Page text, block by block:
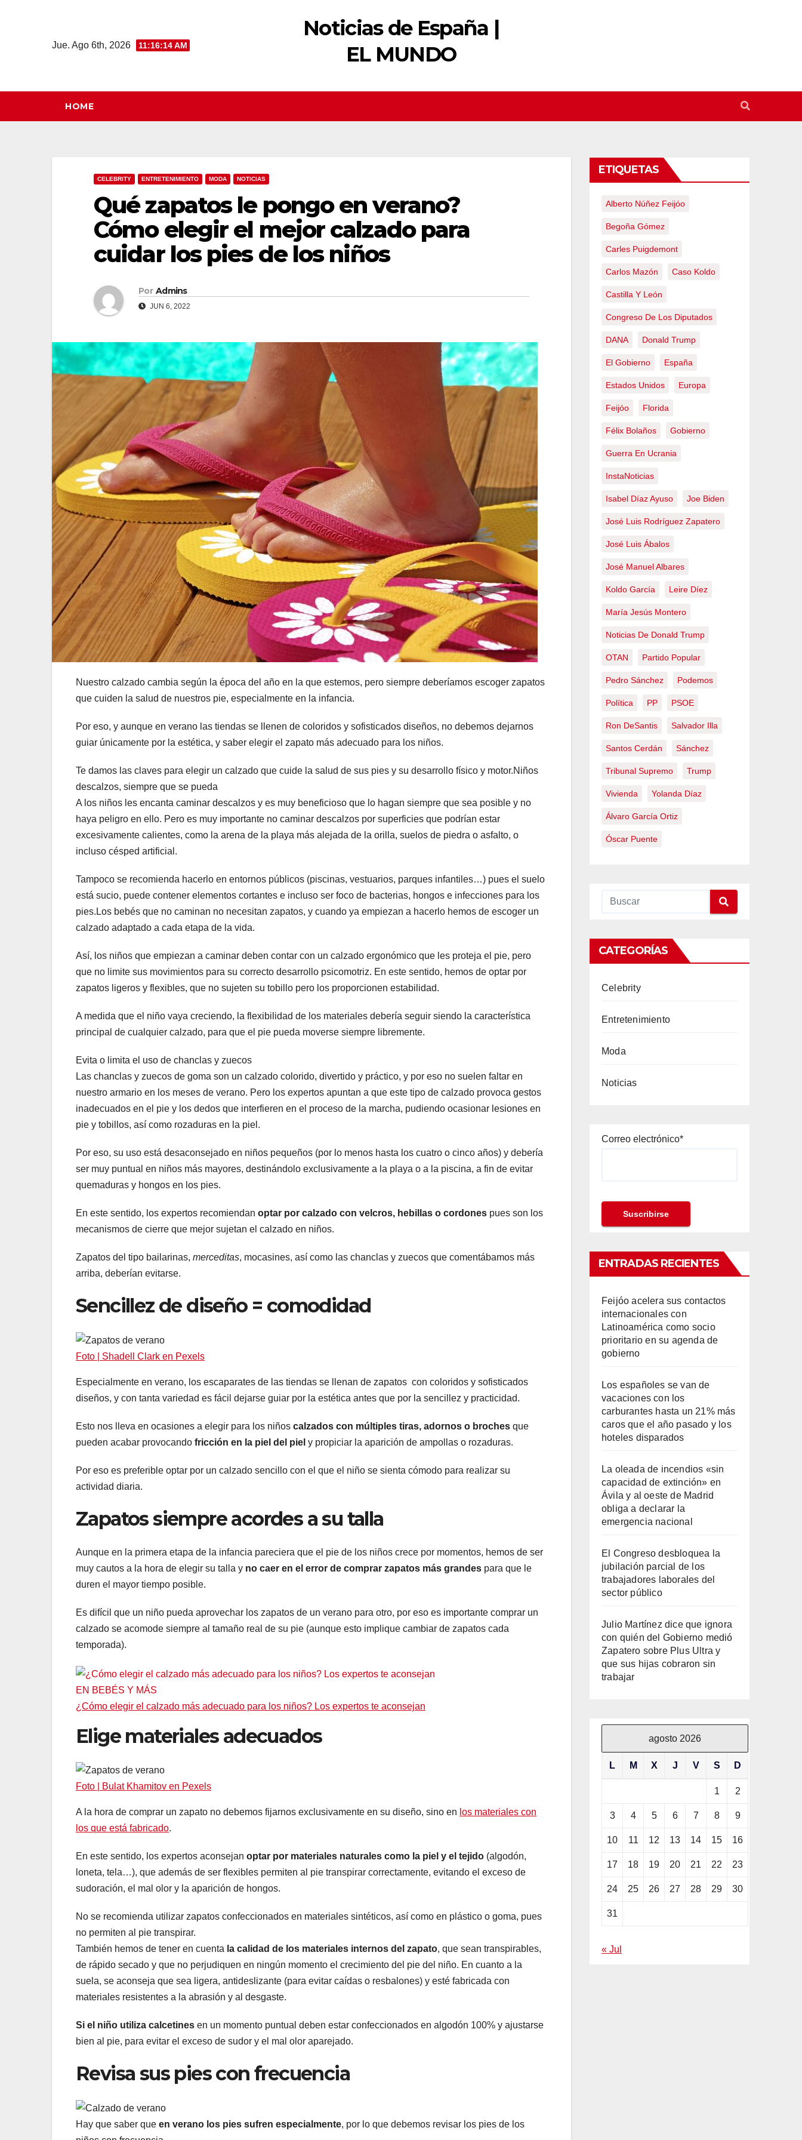
Jue. Ago 6th, 2026 11:16:15 AM
Noticias de España |
EL MUNDO
HOME
CELEBRITY ENTRETENIMIENTO MODA NOTICIAS
Qué zapatos le pongo en verano?
Cómo elegir el mejor calzado para
cuidar los pies de los niños
Por Admins
JUN 6, 2022
Nuestro calzado cambia según la época del año en la que estemos, pero siempre deberíamos escoger zapatos
que cuiden la salud de nuestros pie, especialmente en la infancia.
Por eso, y aunque en verano las tiendas se llenen de coloridos y sofisticados diseños, no debemos dejarnos
guiar únicamente por la estética, y saber elegir el zapato más adecuado para los niños.
Te damos las claves para elegir un calzado que cuide la salud de sus pies y su desarrollo físico y motor.Niños
descalzos, siempre que se pueda
A los niños les encanta caminar descalzos y es muy beneficioso que lo hagan siempre que sea posible y no
haya peligro en ello. Pero es muy importante no caminar descalzos por superficies que podrían estar
excesivamente calientes, como la arena de la playa más alejada de la orilla, suelos de piedra o asfalto, o
incluso césped artificial.
Tampoco se recomienda hacerlo en entornos públicos (piscinas, vestuarios, parques infantiles…) pues el suelo
está sucio, puede contener elementos cortantes e incluso ser foco de bacterias, hongos e infecciones para los
pies.Los bebés que no caminan no necesitan zapatos, y cuando ya empiezan a hacerlo hemos de escoger un
calzado adaptado a cada etapa de la vida.
Así, los niños que empiezan a caminar deben contar con un calzado ergonómico que les proteja el pie, pero
que no limite sus movimientos para su correcto desarrollo psicomotriz. En este sentido, hemos de optar por
zapatos ligeros y flexibles, que no sujeten su tobillo pero los proporcionen estabilidad.
A medida que el niño vaya creciendo, la flexibilidad de los materiales debería seguir siendo la característica
principal de cualquier calzado, para que el pie pueda moverse siempre libremente.
Evita o limita el uso de chanclas y zuecos
Las chanclas y zuecos de goma son un calzado colorido, divertido y práctico, y por eso no suelen faltar en
nuestro armario en los meses de verano. Pero los expertos apuntan a que este tipo de calzado provoca gestos
inadecuados en el pie y los dedos que interfieren en el proceso de la marcha, pudiendo ocasionar lesiones en
pie y tobillos, así como rozaduras en la piel.
Por eso, su uso está desaconsejado en niños pequeños (por lo menos hasta los cuatro o cinco años) y debería
ser muy puntual en niños más mayores, destinándolo exclusivamente a la playa o a la piscina, a fin de evitar
quemaduras y hongos en los pies.
En este sentido, los expertos recomiendan optar por calzado con velcros, hebillas o cordones pues son los
mecanismos de cierre que mejor sujetan el calzado en niños.
Zapatos del tipo bailarinas, merceditas, mocasines, así como las chanclas y zuecos que comentábamos más
arriba, deberían evitarse.
Sencillez de diseño = comodidad
Foto | Shadell Clark en Pexels
Especialmente en verano, los escaparates de las tiendas se llenan de zapatos con coloridos y sofisticados
diseños, y con tanta variedad es fácil dejarse guiar por la estética antes que por la sencillez y practicidad.
Esto nos lleva en ocasiones a elegir para los niños calzados con múltiples tiras, adornos o broches que
pueden acabar provocando fricción en la piel del piel y propiciar la aparición de ampollas o rozaduras.
Por eso es preferible optar por un calzado sencillo con el que el niño se sienta cómodo para realizar su
actividad diaria.
Zapatos siempre acordes a su talla
Aunque en la primera etapa de la infancia pareciera que el pie de los niños crece por momentos, hemos de ser
muy cautos a la hora de elegir su talla y no caer en el error de comprar zapatos más grandes para que le
duren el mayor tiempo posible.
Es difícil que un niño pueda aprovechar los zapatos de un verano para otro, por eso es importante comprar un
calzado se acomode siempre al tamaño real de su pie (aunque esto implique cambiar de zapatos cada
temporada).
EN BEBÉS Y MÁS
¿Cómo elegir el calzado más adecuado para los niños? Los expertos te aconsejan
Elige materiales adecuados
Foto | Bulat Khamitov en Pexels
A la hora de comprar un zapato no debemos fijarnos exclusivamente en su diseño, sino en los materiales con
los que está fabricado.
En este sentido, los expertos aconsejan optar por materiales naturales como la piel y el tejido (algodón,
loneta, tela…), que además de ser flexibles permiten al pie transpirar correctamente, evitando el exceso de
sudoración, el mal olor y la aparición de hongos.
No se recomienda utilizar zapatos confeccionados en materiales sintéticos, así como en plástico o goma, pues
no permiten al pie transpirar.
También hemos de tener en cuenta la calidad de los materiales internos del zapato, que sean transpirables,
de rápido secado y que no perjudiquen en ningún momento el crecimiento del pie del niño. En cuanto a la
suela, se aconseja que sea ligera, antideslizante (para evitar caídas o resbalones) y esté fabricada con
materiales resistentes a la abrasión y al desgaste.
Si el niño utiliza calcetines en un momento puntual deben estar confeccionados en algodón 100% y ajustarse
bien al pie, para evitar el exceso de sudor y el mal olor aparejado.
Revisa sus pies con frecuencia
Hay que saber que en verano los pies sufren especialmente, por lo que debemos revisar los pies de los
ETIQUETAS
Alberto Núñez Feijóo
Begoña Gómez
Carles Puigdemont
Carlos Mazón Caso Koldo
Castilla Y León
Congreso De Los Diputados
DANA Donald Trump
El Gobierno España
Estados Unidos Europa
Feijóo Florida
Félix Bolaños Gobierno
Guerra En Ucrania
InstaNoticias
Isabel Díaz Ayuso Joe Biden
José Luis Rodríguez Zapatero
José Luis Ábalos
José Manuel Albares
Koldo García Leire Díez
María Jesús Montero
Noticias De Donald Trump
OTAN Partido Popular
Pedro Sánchez Podemos
Política PP PSOE
Ron DeSantis Salvador Illa
Santos Cerdán Sánchez
Tribunal Supremo Trump
Vivienda Yolanda Díaz
Álvaro García Ortiz
Óscar Puente
CATEGORÍAS
Celebrity
Entretenimiento
Moda
Noticias
Correo electrónico*
ENTRADAS RECIENTES
Feijóo acelera sus contactos
internacionales con
Latinoamérica como socio
prioritario en su agenda de
gobierno
Los españoles se van de
vacaciones con los
carburantes hasta un 21% más
caros que el año pasado y los
hoteles disparados
La oleada de incendios «sin
capacidad de extinción» en
Ávila y al oeste de Madrid
obliga a declarar la
emergencia nacional
El Congreso desbloquea la
jubilación parcial de los
trabajadores laborales del
sector público
Julio Martínez dice que ignora
con quién del Gobierno medió
Zapatero sobre Plus Ultra y
que sus hijas cobraron sin
trabajar
agosto 2026
L M X J V S D
1 2
3 4 5 6 7 8 9
10 11 12 13 14 15 16
17 18 19 20 21 22 23
24 25 26 27 28 29 30
31
« Jul